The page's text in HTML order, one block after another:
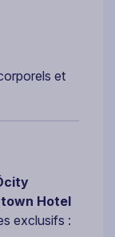
et
Hotel
exclusifs :